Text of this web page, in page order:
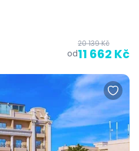
od
20 139 Kč
11 662 Kč